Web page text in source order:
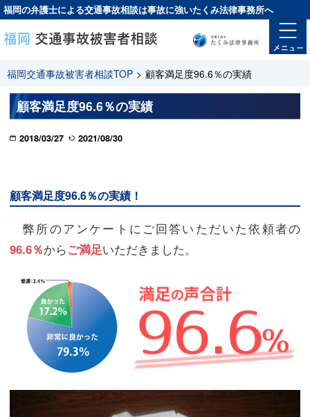
福岡の弁護士による交通事故相談は事故に強いたくみ法律事務所へ
福岡交通事故被害者相談TOP > 顧客満足度96.6％の実績
顧客満足度96.6％の実績
2018/03/27 2021/08/30
顧客満足度96.6％の実績！
弊所のアンケートにご回答いただいた依頼者の
96.6％からご満足いただきました。